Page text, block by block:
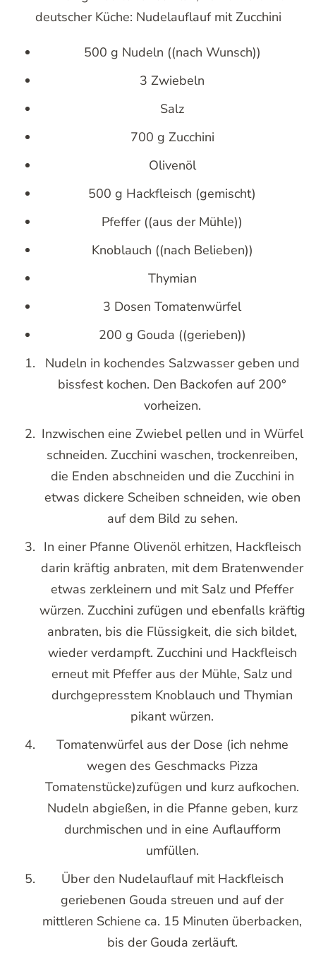
deutscher Küche: Nudelauflauf mit Zucchini
500 g Nudeln ((nach Wunsch))
3 Zwiebeln
Salz
700 g Zucchini
Olivenöl
500 g Hackfleisch (gemischt)
Pfeffer ((aus der Mühle))
Knoblauch ((nach Belieben))
Thymian
3 Dosen Tomatenwürfel
200 g Gouda ((gerieben))
Nudeln in kochendes Salzwasser geben und
bissfest kochen. Den Backofen auf 200°
vorheizen.
Inzwischen eine Zwiebel pellen und in Würfel
schneiden. Zucchini waschen, trockenreiben,
die Enden abschneiden und die Zucchini in
etwas dickere Scheiben schneiden, wie oben
auf dem Bild zu sehen.
In einer Pfanne Olivenöl erhitzen, Hackfleisch
darin kräftig anbraten, mit dem Bratenwender
etwas zerkleinern und mit Salz und Pfeffer
würzen. Zucchini zufügen und ebenfalls kräftig
anbraten, bis die Flüssigkeit, die sich bildet,
wieder verdampft. Zucchini und Hackfleisch
erneut mit Pfeffer aus der Mühle, Salz und
durchgepresstem Knoblauch und Thymian
pikant würzen.
Tomatenwürfel aus der Dose (ich nehme
wegen des Geschmacks Pizza
Tomatenstücke)zufügen und kurz aufkochen.
Nudeln abgießen, in die Pfanne geben, kurz
durchmischen und in eine Auflaufform
umfüllen.
Über den Nudelauflauf mit Hackfleisch
geriebenen Gouda streuen und auf der
mittleren Schiene ca. 15 Minuten überbacken,
bis der Gouda zerläuft.